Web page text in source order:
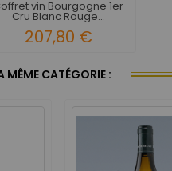
vin Bourgogne 1er
Cru Blanc Rouge...
207,80 €
MÊME CATÉGORIE :